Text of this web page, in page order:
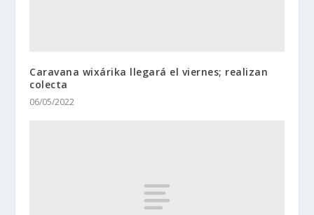
Caravana wixárika llegará el viernes; realizan
colecta
06/05/2022